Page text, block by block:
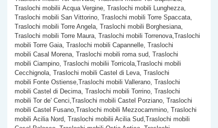
Traslochi mobilii Acqua Vergine, Traslochi mobili Lunghezza,
Traslochi mobili San Vittorino, Traslochi mobili Torre Spaccata,
Traslochi mobili Torre Angela, Traslochi mobili Borghesiana,
Traslochi mobili Torre Maura, Traslochi mobili Torrenova,Traslochi
mobili Torre Gaia, Traslochi mobili Capannelle, Traslochi
mobili Casal Morena, Traslochi mobili roma sud, Traslochi
mobili Ciampino, Traslochi mobilii Torricola,Traslochi mobili
Cecchignola, Traslochi mobili Castel di Leva, Traslochi
mobili Fonte Ostiense,Traslochi mobili Vallerano, Traslochi
mobili Castel di Decima, Traslochi mobili Torrino, Traslochi
mobili Tor de' Cenci,Traslochi mobili Castel Porziano, Traslochi
mobili Castel Fusano,Traslochi mobili Mezzocammino, Traslochi
mobili Acilia Nord, Traslochi mobilii Acilia Sud,Traslochi mobili